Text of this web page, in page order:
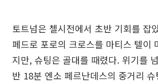
토트넘은 첼시전에서 초반 기회를 잡
페드로 포로의 크로스를 마티스 텔이
지만, 슈팅은 골대를 때렸다. 위기를
반 18분 엔소 페르난데스의 중거리